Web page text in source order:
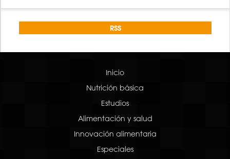
RSS
Inicio
Nutrición básica
Estudios
Alimentación y salud
Innovación alimentaria
Especiales